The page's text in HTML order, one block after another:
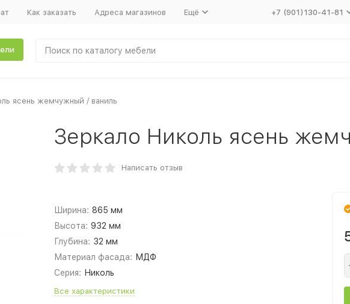
Как заказать Адреса магазинов Ещё +7 (901)130-41-81
ясень жемчужный / ваниль
Зеркало Николь ясень
Написать отзыв
Ширина: 865 мм
Высота: 932 мм
Глубина: 32 мм
Материал фасада: МДФ
Серия: Николь
Все характеристики